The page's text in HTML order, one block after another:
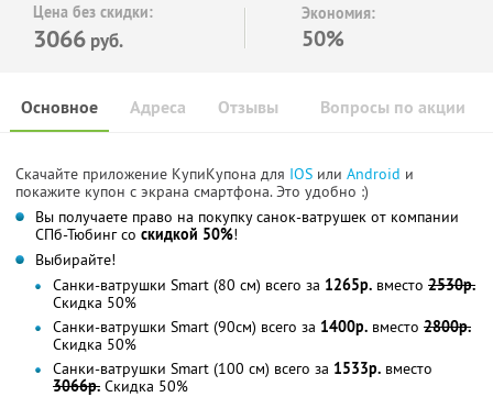
Цена без скидки:
3066 руб.
Экономия:
50%
Основное Отзывы Вопросы по акции
Адреса
Скачайте приложение КупиКупона для IOS или Android и
покажите купон с экрана смартфона. Это удобно :)
Вы получаете право на покупку санок-ватрушек от компании
СПб-Тюбинг со скидкой 50%!
Выбирайте!
Санки-ватрушки Smart (80 см) всего за 1265р. вместо 2530р.
Скидка 50%
Санки-ватрушки Smart (90см) всего за 1400р. вместо 2800р.
Скидка 50%
Санки-ватрушки Smart (100 см) всего за 1533р. вместо
3066р. Скидка 50%